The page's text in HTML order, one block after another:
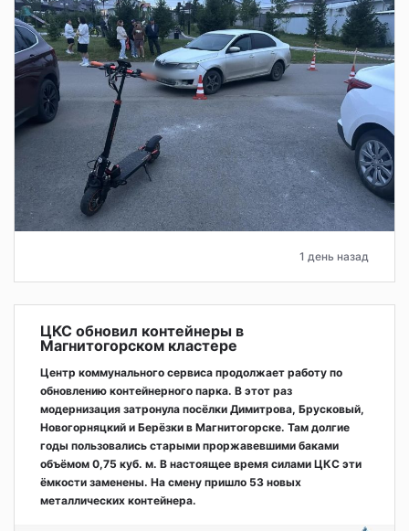
1 день назад
ЦКС обновил контейнеры в
Магнитогорском кластере
Центр коммунального сервиса продолжает работу по
обновлению контейнерного парка. В этот раз
модернизация затронула посёлки Димитрова, Брусковый,
Новогорняцкий и Берёзки в Магнитогорске. Там долгие
годы пользовались старыми проржавевшими баками
объёмом 0,75 куб. м. В настоящее время силами ЦКС эти
ёмкости заменены. На смену пришло 53 новых
металлических контейнера.